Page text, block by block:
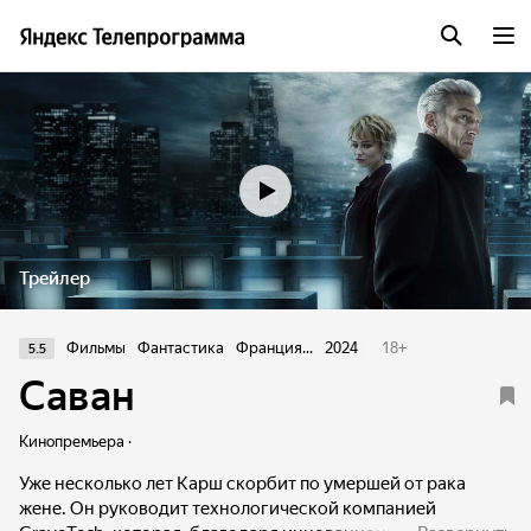
Трейлер
5.5 Фильмы Фантастика Франция... 2024 18+
Саван
Кинопремьера ·
Уже несколько лет Карш скорбит по умершей от рака
жене. Он руководит технологической компанией